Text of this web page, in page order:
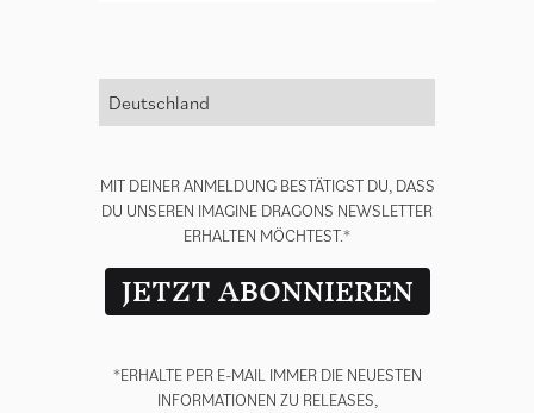
MIT DEINER ANMELDUNG BESTÄTIGST DU, DASS
DU UNSEREN IMAGINE DRAGONS NEWSLETTER
ERHALTEN MÖCHTEST.*
JETZT ABONNIEREN
*ERHALTE PER E-MAIL IMMER DIE NEUESTEN
INFORMATIONEN ZU RELEASES,